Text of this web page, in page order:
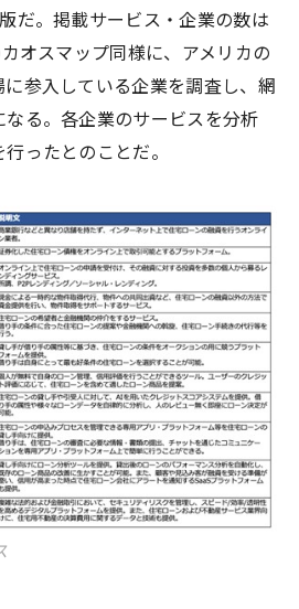
だ。掲載サービス・企業の数は
オスマップ同様に、アメリカの
参入している企業を調査し、網
る。各企業のサービスを分析
ったとのことだ。